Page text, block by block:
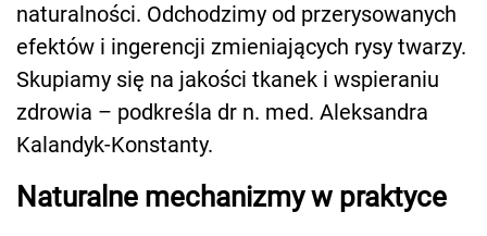
naturalności. Odchodzimy od przerysowanych
efektów i ingerencji zmieniających rysy twarzy.
Skupiamy się na jakości tkanek i wspieraniu
zdrowia – podkreśla dr n. med. Aleksandra
Kalandyk-Konstanty.
Naturalne mechanizmy w praktyce